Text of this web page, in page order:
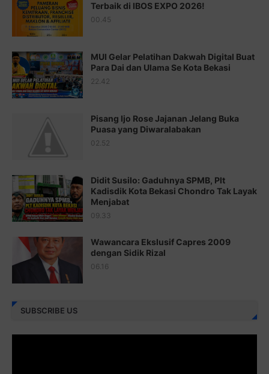
Juz 15 ⇨http://j.mp/2bFRQIM
Juz 17 ⇨http://j.mp/2brHsFz
Juz 18 ⇨http://j.mp/2b8SCfc
http://j.mp/2bFSq95
http://j.mp/2brI1zc
Juz 22 ⇨http://j.mp/2bFRxNP
Juz 23 ⇨http://j.mp/2brItxm
Juz 25 ⇨ http://j.mp/2brImlf
Juz 26 ⇨http://j.mp/2bFRHF2
Terbaik di IBOS EXPO 2026!
00.45
MUI Gelar Pelatihan Dakwah Digital Buat
Para Dai dan Ulama Se Kota Bekasi
22.42
Pisang Ijo Rose Jajanan Jelang Buka
Puasa yang Diwaralabakan
02.52
Didit Susilo: Gaduhnya SPMB, Plt
Kadisdik Kota Bekasi Chondro Tak Layak
Menjabat
09.33
Wawancara Ekslusif Capres 2009
dengan Sidik Rizal
06.16
SUBSCRIBE US